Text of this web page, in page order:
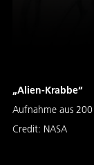
„Alien-Krabbe“
Aufnahme aus
Credit: NASA